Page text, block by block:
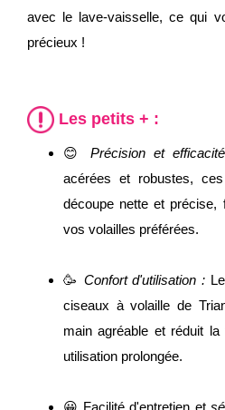
avec le lave-vaisselle, ce qui
précieux !
Les petits + :
😊 Précision et
acérées et robustes,
découpe nette et précise,
vos volailles préférées.
🥳 Confort d'utilisation :
ciseaux à volaille de
main agréable et réduit
utilisation prolongée.
😀 Facilité d'entretien et